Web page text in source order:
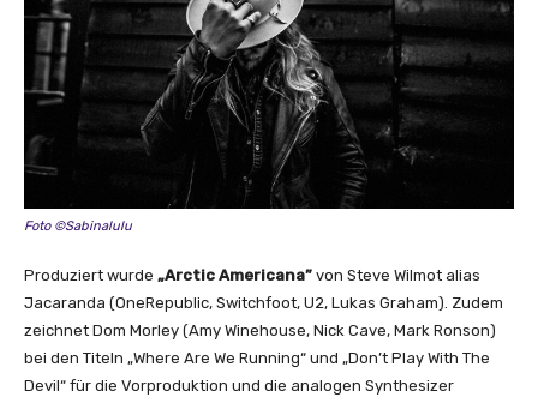
Foto ©Sabinalulu
Produziert wurde „Arctic Americana” von Steve Wilmot alias
Jacaranda (OneRepublic, Switchfoot, U2, Lukas Graham). Zudem
zeichnet Dom Morley (Amy Winehouse, Nick Cave, Mark Ronson)
bei den Titeln „Where Are We Running“ und „Don’t Play With The
Devil“ für die Vorproduktion und die analogen Synthesizer